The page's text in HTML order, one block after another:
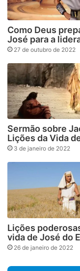
Como Deus
José para a
27 de outubro de 2022
Sermão sobre
Lições da Vida
3 de janeiro de 2022
Lições
vida de José do
26 de janeiro de 2022